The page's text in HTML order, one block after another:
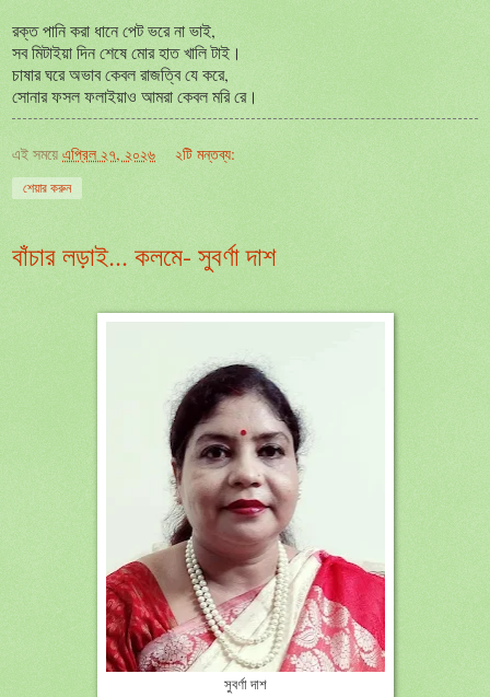
রক্ত পানি করা ধানে পেট ভরে না ভাই,
সব মিটাইয়া দিন শেষে মোর হাত খালি টাই।
চাষার ঘরে অভাব কেবল রাজত্বি যে করে,
সোনার ফসল ফলাইয়াও আমরা কেবল মরি রে।
এই সময়ে এপ্রিল ২৭, ২০২৬ ২টি মন্তব্য:
শেয়ার করুন
বাঁচার লড়াই... কলমে- সুবর্ণা দাশ
সুবর্ণা দাশ